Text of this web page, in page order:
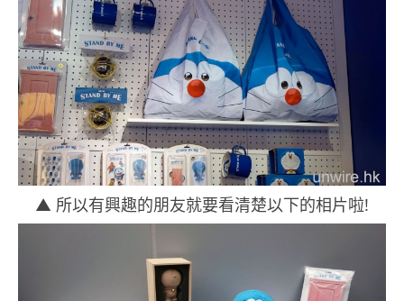
▲ 所以有興趣的朋友就要看清楚以下的相片啦!